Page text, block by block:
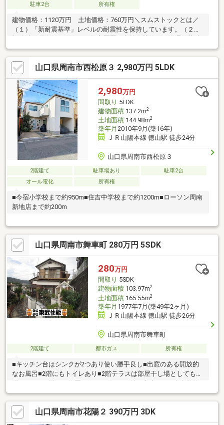
駐車2台
所有権
建物価格：1120万円 土地価格：760万円＼スムストックとは／
（１）「新耐震基準」レベルの耐震性を保持しています。（２）
しています。（３）５０年以上のメンテナンスプログラムに対
応。住宅購入後もそのまま引き継ぐことが可能です。■積水ハウ
ス施工■2台駐車可■平成２２年（登記簿上建築月日不詳）１階和
室及び納戸部分増築（７．３９㎡）【周辺環境】・クスリ岩崎チ
ェーン徳山一の井手店まで徒歩約13分（約1010ｍ）・コープここ
ととくやま店まで徒歩約19分（約1510ｍ）・徳山動物園まで徒歩
約20分（約1530ｍ）
山口県周南市西松原３ 2,980万円 5LDK
2,980万円
間取り 5LDK
建物面積137.2m2
土地面積144.98m2
築年月 2010年9月(築16年)
ＪＲ山陽本線 徳山駅 徒歩24分
山口県周南市西松原３
2階建て 駐車場あり
駐車2台
オール電化
所有権
■今宿小学校まで約950m■住吉中学校まで約1200m■ローソン周南
新地店まで約200m
山口県周南市舞車町 280万円 5SDK
280万円
間取り 5SDK
建物面積103.97m2
土地面積165.55m2
築年月 1977年7月(築49年2ヶ月)
ＪＲ山陽本線 徳山駅 徒歩26分
山口県周南市舞車町
2階建て 都市ガス 所有権
■キッチン台はシンクが2つあり使い勝手良し■出窓のある開放的
なお風呂■2階にもトイレあり■2階テラスは部屋干し場としても活
共に徒歩10分圏内の立地■近隣に月極駐車場有り■徳山小/岐陽中
徳山小学校まで約800m岐陽中学校まで約650m※敷地内車両進入不
可（近隣に月極有り）
山口県周南市花陽２ 390万円 3DK